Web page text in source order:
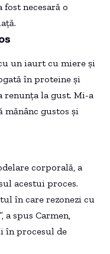
fost necesară o
un iaurt cu miere și
în proteine și
renunța la gust. Mi-a
mănânc gustos și
corporală, a
acestui proces.
în care rezonezi cu
a spus Carmen,
în procesul de